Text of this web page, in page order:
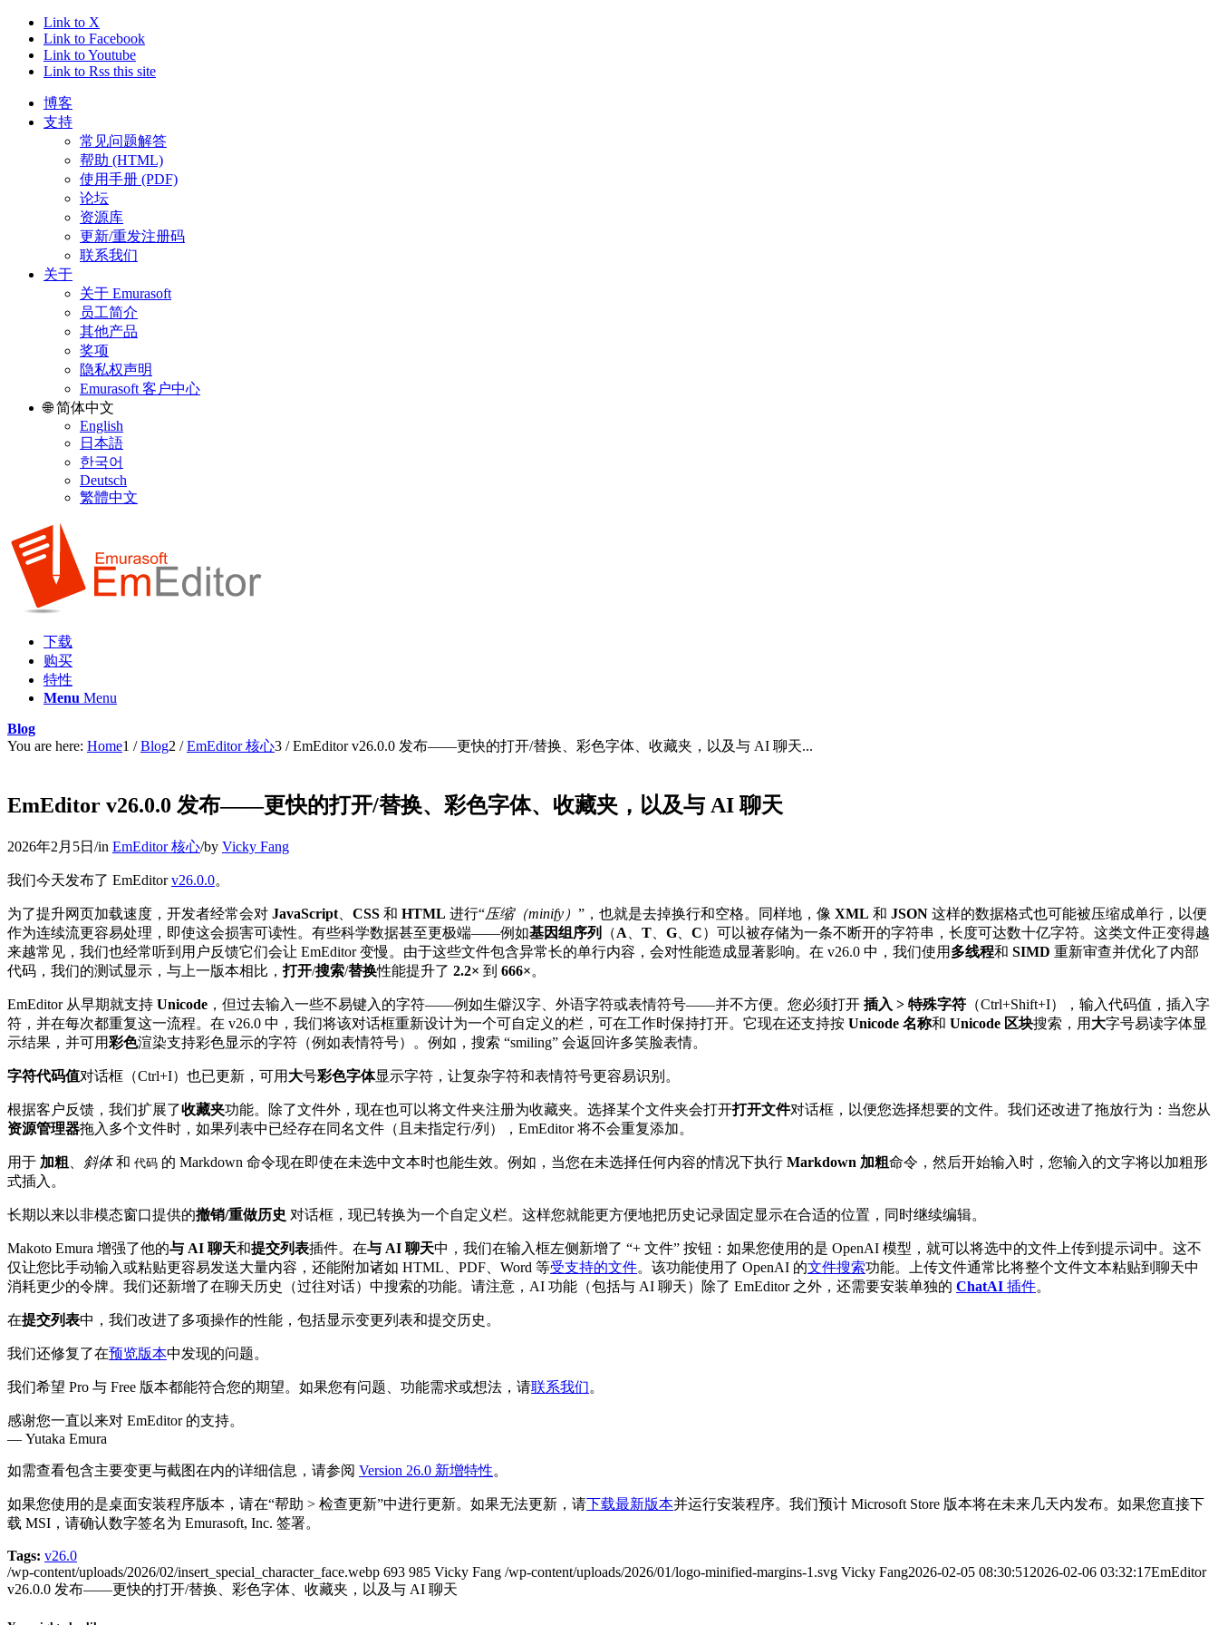
Link to X
Link to Facebook
Link to Youtube
Link to Rss this site
博客
支持
常见问题解答
帮助 (HTML)
使用手册 (PDF)
论坛
资源库
更新/重发注册码
联系我们
关于
关于 Emurasoft
员工简介
其他产品
奖项
隐私权声明
Emurasoft 客户中心
🌐 简体中文
English
日本語
한국어
Deutsch
繁體中文
下载
购买
特性
Menu Menu
Blog
You are here: Home1 / Blog2 / EmEditor 核心3 / EmEditor v26.0.0 发布——更快的打开/替换、彩色字体、收藏夹，以及与 AI 聊天...
EmEditor v26.0.0 发布——更快的打开/替换、彩色字体、收藏夹，以及与 AI 聊天
2026年2月5日 /in EmEditor 核心/by Vicky Fang
我们今天发布了 EmEditorv26.0.0。
为了提升网页加载速度，开发者经常会对 JavaScript CSS 和 HTML 进行“压缩（minify） ”，也就是去掉换行和空格。同样地，像 XML 和 JSON 这样的数据格式也可能被压缩成单行，以便
作为连续流更容易处理，即使这会损害可读性。有些科学数据甚至更极端——例如基因组序列 （A T G C）可以被存储为一条不断开的字符串，长度可达数十亿字符。这类文件正变得越
来越常见，我们也经常听到用户反馈它们会让 EmEditor 变慢。由于这些文件包含异常长的单行内容，会对性能造成显著影响。在 v26.0 中，我们使用 多线程和 SIMD 重新审查并优化了内部
代码，我们的测试显示，与上一版本相比，打开/搜索/替换性能提升了 2.2× 到 666×。
EmEditor 从早期就支持 Unicode ，但过去输入一些不易键入的字符——例如生僻汉字、外语字符或表情符号——并不方便。您必须打开 插入 > 特殊字符 （Ctrl+Shift+I），输入代码值，插入字
符，并在每次都重复这一流程。在 v26.0 中，我们将该对话框重新设计为一个可自定义的栏，可在工作时保持打开。它现在还支持按 Unicode 名称和 Unicode 区块搜索，用 大字号易读字体显
示结果，并可用彩色渲染支持彩色显示的字符（例如表情符号）。例如，搜索 “smiling” 会返回许多笑脸表情。
字符代码值对话框（Ctrl+I）也已更新，可用 大号彩色字体显示字符，让复杂字符和表情符号更容易识别。
根据客户反馈，我们扩展了收藏夹功能。除了文件外，现在也可以将文件夹注册为收藏夹。选择某个文件夹会打开打开文件对话框，以便您选择想要的文件。我们还改进了拖放行为：当您从
资源管理器拖入多个文件时，如果列表中已经存在同名文件（且未指定行/列），EmEditor 将不会重复添加。
用于 加粗 斜体和 代码 的 Markdown 命令现在即使在未选中文本时也能生效。例如，当您在未选择任何内容的情况下执行 Markdown 加粗命令，然后开始输入时，您输入的文字将以加粗形
式插入。
长期以来以非模态窗口提供的撤销/重做历史 对话框，现已转换为一个自定义栏。这样您就能更方便地把历史记录固定显示在合适的位置，同时继续编辑。
Makoto Emura 增强了他的与 AI 聊天和提交列表插件。在与 AI 聊天中，我们在输入框左侧新增了 “+ 文件” 按钮：如果您使用的是 OpenAI 模型，就可以将选中的文件上传到提示词中。这不
仅让您比手动输入或粘贴更容易发送大量内容，还能附加诸如 HTML、PDF、Word 等受支持的文件。该功能使用了 OpenAI 的文件搜索功能。上传文件通常比将整个文件文本粘贴到聊天中
消耗更少的令牌。我们还新增了在聊天历史（过往对话）中搜索的功能。请注意，AI 功能（包括与 AI 聊天）除了 EmEditor 之外，还需要安装单独的 ChatAI 插件。
在提交列表中，我们改进了多项操作的性能，包括显示变更列表和提交历史。
我们还修复了在预览版本中发现的问题。
我们希望 Pro 与 Free 版本都能符合您的期望。如果您有问题、功能需求或想法，请联系我们。
感谢您一直以来对 EmEditor 的支持。
— Yutaka Emura
如需查看包含主要变更与截图在内的详细信息，请参阅 Version 26.0 新增特性。
如果您使用的是桌面安装程序版本，请在“帮助 > 检查更新”中进行更新。如果无法更新，请下载最新版本并运行安装程序。我们预计 Microsoft Store 版本将在未来几天内发布。如果您直接下
载 MSI，请确认数字签名为 Emurasoft, Inc. 签署。
Tags: v26.0
/wp-content/uploads/2026/02/insert_special_character_face.webp 693 985 Vicky Fang /wp-content/uploads/2026/01/logo-minified-margins-1.svg Vicky Fang2026-02-05 08:30:51 2026-02-06 03:32:17EmEditor
v26.0.0 发布——更快的打开/替换、彩色字体、收藏夹，以及与 AI 聊天